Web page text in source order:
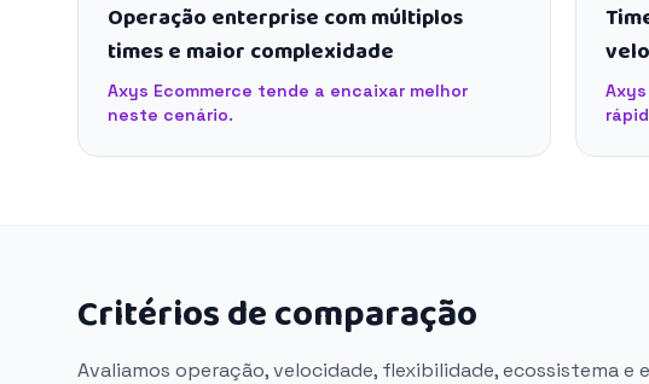
Operação enterprise com múltiplos
times e maior complexidade
Axys Ecommerce tende a encaixar melhor
neste cenário.
Critérios de comparação
Avaliamos operação, velocidade, flexibilidade, ecossistema